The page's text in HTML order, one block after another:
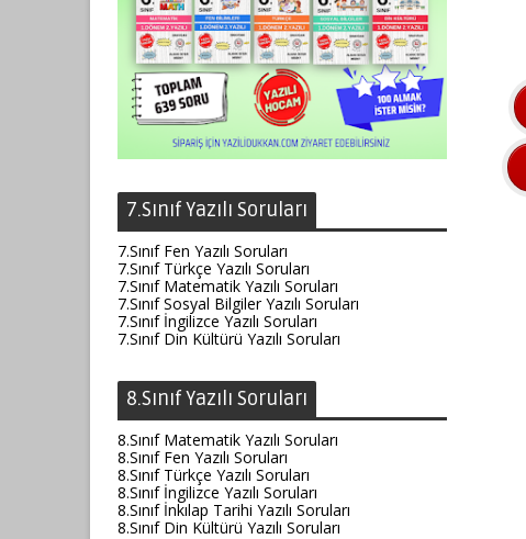
7.Sınıf Yazılı Soruları
7.Sınıf Fen Yazılı Soruları
7.Sınıf Türkçe Yazılı Soruları
7.Sınıf Matematik Yazılı Soruları
7.Sınıf Sosyal Bilgiler Yazılı Soruları
7.Sınıf İngilizce Yazılı Soruları
7.Sınıf Din Kültürü Yazılı Soruları
8.Sınıf Yazılı Soruları
8.Sınıf Matematik Yazılı Soruları
8.Sınıf Fen Yazılı Soruları
8.Sınıf Türkçe Yazılı Soruları
8.Sınıf İngilizce Yazılı Soruları
8.Sınıf İnkılap Tarihi Yazılı Soruları
8.Sınıf Din Kültürü Yazılı Soruları